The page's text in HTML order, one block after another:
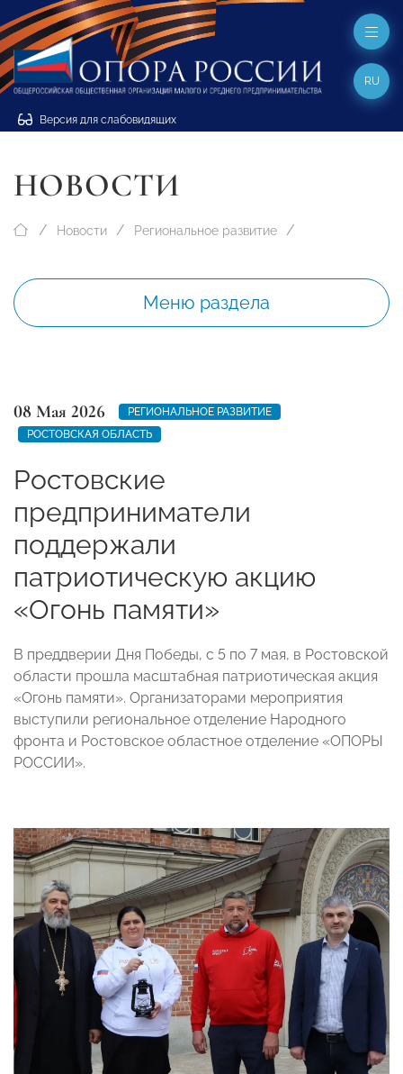
Версия для слабовидящих
RU
НОВОСТИ
Новости Региональное развитие
Меню раздела
08 Мая 2026
РЕГИОНАЛЬНОЕ РАЗВИТИЕ
РОСТОВСКАЯ ОБЛАСТЬ
Ростовские
предприниматели
поддержали
патриотическую акцию
«Огонь памяти»
В преддверии Дня Победы, с 5 по 7 мая, в Ростовской
области прошла масштабная патриотическая акция
«Огонь памяти». Организаторами мероприятия
выступили региональное отделение Народного
фронта и Ростовское областное отделение «ОПОРЫ
РОССИИ».